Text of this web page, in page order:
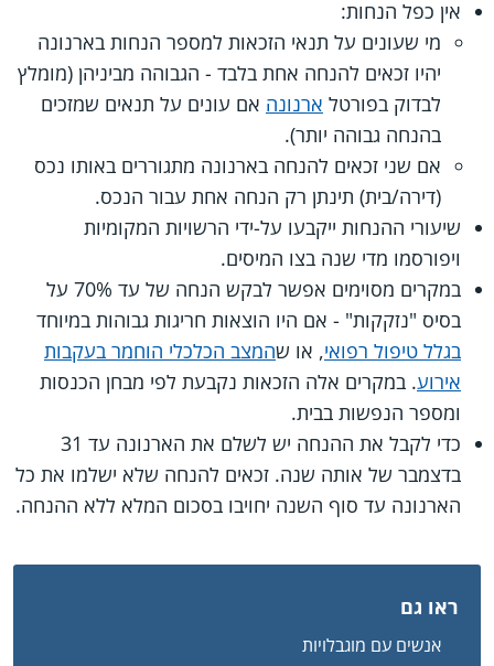
אין כפל הנחות:
מי שעונים על תנאי הזכאות למספר הנחות בארנונה
יהיו זכאים להנחה אחת בלבד - הגבוהה מביניהן (מומלץ
לבדוק בפורטל ארנונה אם עונים על תנאים שמזכים
בהנחה גבוהה יותר).
אם שני זכאים להנחה בארנונה מתגוררים באותו נכס
(דירה/בית) תינתן רק הנחה אחת עבור הנכס.
שיעורי ההנחות ייקבעו על-ידי הרשויות המקומיות
ויפורסמו מדי שנה בצו המיסים.
במקרים מסוימים אפשר לבקש הנחה של עד 70% על
בסיס "נזקקות" - אם היו הוצאות חריגות גבוהות במיוחד
בגלל טיפול רפואי, או שהמצב הכלכלי הוחמר בעקבות
אירוע. במקרים אלה הזכאות נקבעת לפי מבחן הכנסות
ומספר הנפשות בבית.
כדי לקבל את ההנחה יש לשלם את הארנונה עד 31
בדצמבר של אותה שנה. זכאים להנחה שלא ישלמו את כל
הארנונה עד סוף השנה יחויבו בסכום המלא ללא ההנחה.
ראו גם
אנשים עם מוגבלויות